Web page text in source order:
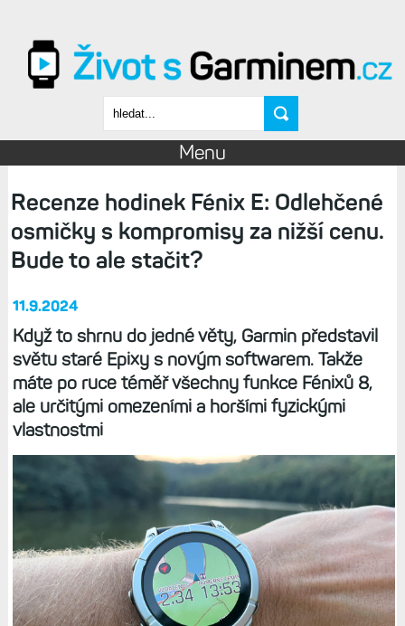
Vyhledávání
Menu
Recenze hodinek Fénix E: Odlehčené
osmičky s kompromisy za nižší cenu.
Bude to ale stačit?
11.9.2024
Když to shrnu do jedné věty, Garmin představil
světu staré Epixy s novým softwarem. Takže
máte po ruce téměř všechny funkce Fénixů 8,
ale určitými omezeními a horšími fyzickými
vlastnostmi